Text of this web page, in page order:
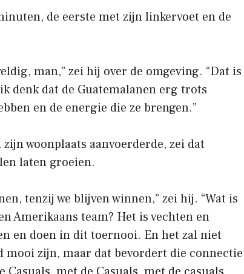
de eerste met zijn linkervoet en de
man,” zei hij over de omgeving. “Dat is
denk dat de Guatemalanen erg trots
en de energie die ze brengen.”
woonplaats aanvoerderde, zei dat
laten groeien.
tenzij we blijven winnen,” zei hij. “Wat is
Amerikaans team? Het is vechten en
en doen in dit toernooi. En het zal niet
zijn, maar dat bevordert die connectie